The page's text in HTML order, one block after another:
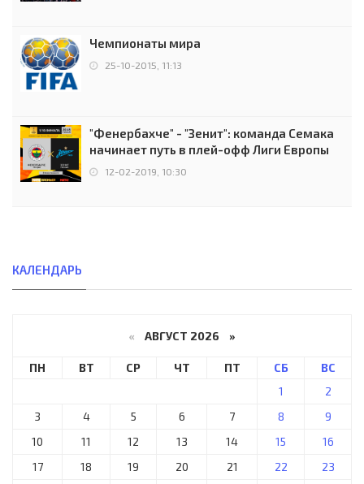
Чемпионаты мира
25-10-2015, 11:13
"Фенербахче" - "Зенит": команда Семака
начинает путь в плей-офф Лиги Европы
12-02-2019, 10:30
КАЛЕНДАРЬ
« АВГУСТ 2026 »
ПН ВТ СР ЧТ ПТ СБ
ВС
1
2
3
4 5 6 7 8
9
10
11 12 13 14 15
16
17
18 19 20 21 22
23